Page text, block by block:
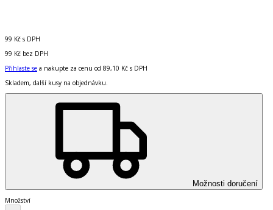
99 Kč s DPH
99 Kč bez DPH
Přihlaste se a nakupte za cenu od 89,10 Kč s DPH
Skladem, další kusy na objednávku.
Možnosti doručení
Množství